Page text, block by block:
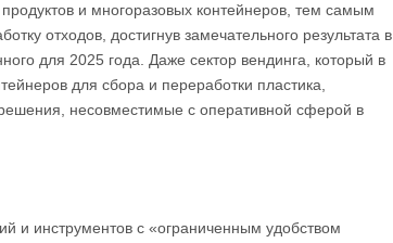
и многоразовых контейнеров, тем самым
отходов, достигнув замечательного результата в
для 2025 года. Даже сектор вендинга, который в
для сбора и переработки пластика,
несовместимые с оперативной сферой в
и инструментов с «ограниченным удобством